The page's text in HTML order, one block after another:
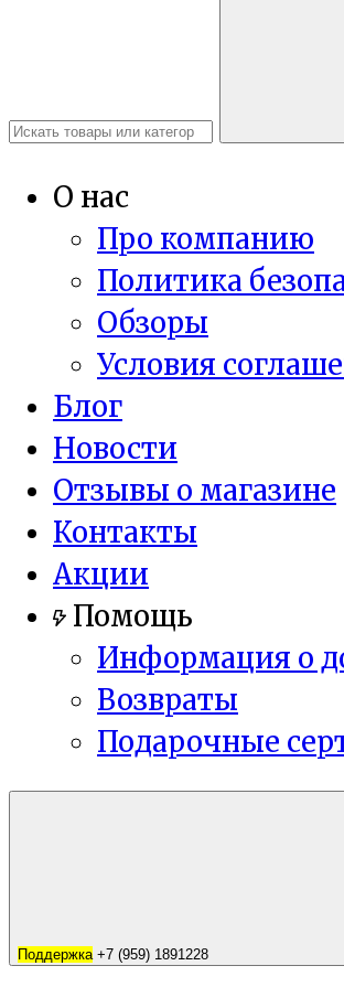
О нас
Про компанию
Политика
Обзоры
Условия
Блог
Новости
Отзывы о магазине
Контакты
Акции
Помощь
Информация о
Возвраты
Подарочные
Поддержка+7 (959) 1891228